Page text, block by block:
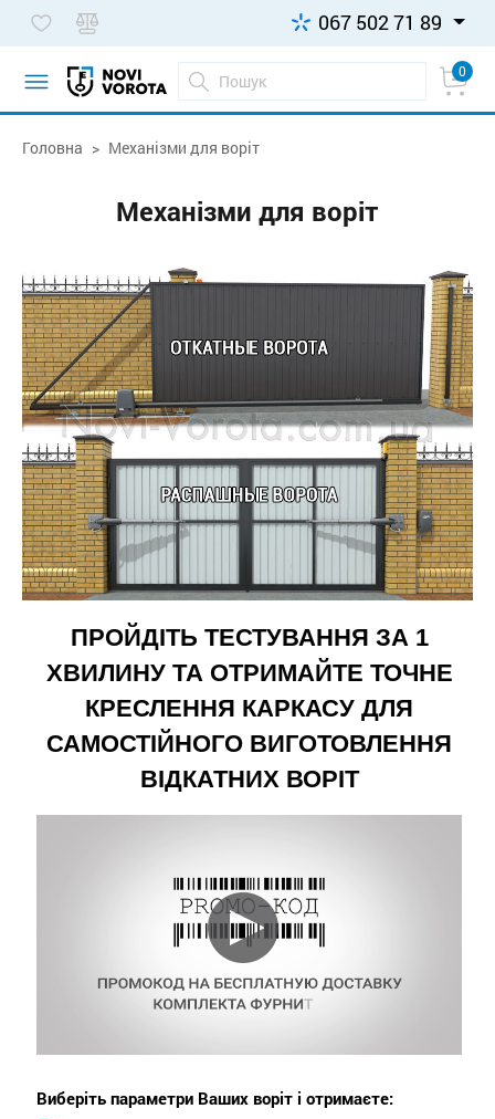
067 502 71 89
0
Головна Механізми для воріт
Механізми для воріт
ПРОЙДІТЬ ТЕСТУВАННЯ ЗА 1
ХВИЛИНУ ТА ОТРИМАЙТЕ ТОЧНЕ
КРЕСЛЕННЯ КАРКАСУ ДЛЯ
САМОСТІЙНОГО ВИГОТОВЛЕННЯ
ВІДКАТНИХ ВОРІТ
Виберіть параметри Ваших воріт і отримаєте: